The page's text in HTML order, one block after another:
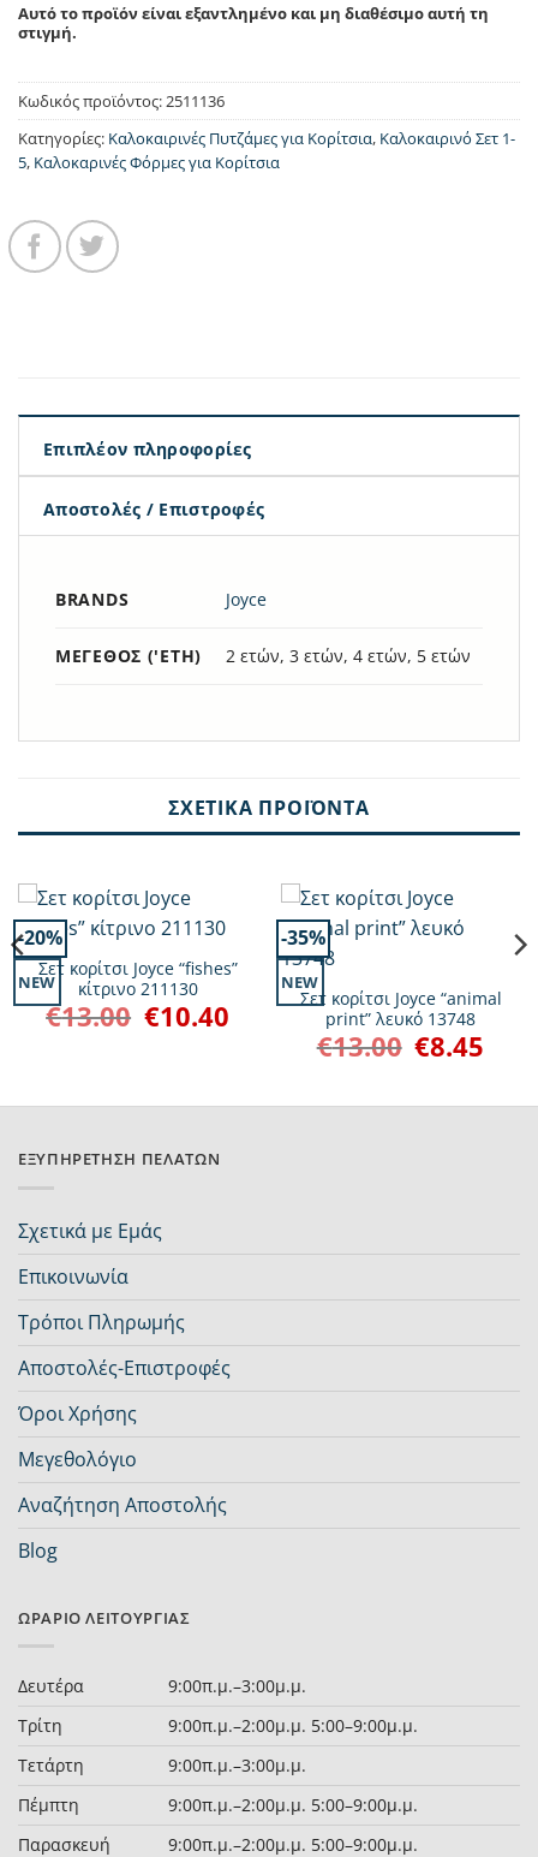
Αυτό το προϊόν είναι εξαντλημένο και μη διαθέσιμο αυτή τη
στιγμή.
Κωδικός προϊόντος:2511136
Κατηγορίες: Καλοκαιρινές Πυτζάμες για Κορίτσια, Καλοκαιρινό Σετ 1-
5, Καλοκαρινές Φόρμες για Κορίτσια
Επιπλέον πληροφορίες
Αποστολές / Επιστροφές
BRANDS Joyce
ΜΈΓΕΘΟΣ ('ΕΤΗ) 2 ετών, 3 ετών, 4 ετών, 5 ετών
ΣΧΕΤΙΚΆ ΠΡΟΪΌΝΤΑ
-20%
NEW
Σετ κορίτσι Joyce “fishes”
κίτρινο 211130
€13.00 Original
price
€10.40Η
τρέχουσα
-35%
NEW
Σετ κορίτσι Joyce “animal
print” λευκό 13748
€13.00 Original
price
€8.45
€8.45.
ΕΞΥΠΗΡΈΤΗΣΗ ΠΕΛΑΤΏΝ
Σχετικά με Εμάς
Επικοινωνία
Τρόποι Πληρωμής
Αποστολές-Επιστροφές
Όροι Χρήσης
Μεγεθολόγιο
Αναζήτηση Αποστολής
Blog
ΩΡΆΡΙΟ ΛΕΙΤΟΥΡΓΊΑΣ
Δευτέρα
9:00π.μ.–3:00μ.μ.
Τρίτη
9:00π.μ.–2:00μ.μ. 5:00–9:00μ.μ.
Τετάρτη
9:00π.μ.–3:00μ.μ.
Πέμπτη
9:00π.μ.–2:00μ.μ. 5:00–9:00μ.μ.
Παρασκευή
9:00π.μ.–2:00μ.μ. 5:00–9:00μ.μ.